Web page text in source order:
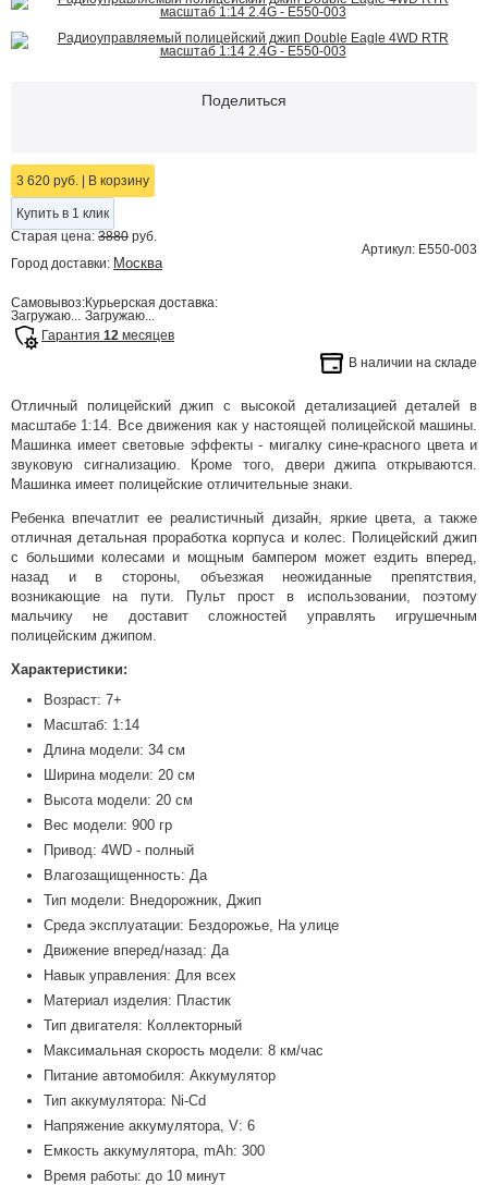
Поделиться
3 620 руб. В корзину
Купить в 1 клик
Старая цена: 3880 руб.
Артикул: E550-003
Город доставки: Москва
Самовывоз:
Загружаю...
Курьерская доставка:
Загружаю...
Гарантия 12 месяцев
В наличии на складе
Отличный полицейский джип с высокой детализацией деталей в
масштабе 1:14. Все движения как у настоящей полицейской машины.
Машинка имеет световые эффекты - мигалку сине-красного цвета и
звуковую сигнализацию. Кроме того, двери джипа открываются.
Машинка имеет полицейские отличительные знаки.
Ребенка впечатлит ее реалистичный дизайн, яркие цвета, а также
отличная детальная проработка корпуса и колес. Полицейский джип
с большими колесами и мощным бампером может ездить вперед,
назад и в стороны, объезжая неожиданные препятствия,
возникающие на пути. Пульт прост в использовании, поэтому
мальчику не доставит сложностей управлять игрушечным
полицейским джипом.
Характеристики:
Возраст: 7+
Масштаб: 1:14
Длина модели: 34 см
Ширина модели: 20 см
Высота модели: 20 см
Вес модели: 900 гр
Привод: 4WD - полный
Влагозащищенность: Да
Тип модели: Внедорожник, Джип
Среда эксплуатации: Бездорожье, На улице
Движение вперед/назад: Да
Навык управления: Для всех
Материал изделия: Пластик
Тип двигателя: Коллекторный
Максимальная скорость модели: 8 км/час
Питание автомобиля: Аккумулятор
Тип аккумулятора: Ni-Cd
Напряжение аккумулятора, V: 6
Емкость аккумулятора, mAh: 300
Время работы: до 10 минут